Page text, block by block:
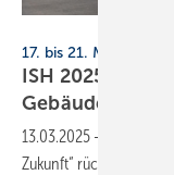
17. bis 21. März 2025,
ISH 2025:
Ge­bäu­de
13.03.2025 -
Zukunft“ rückt die ISH